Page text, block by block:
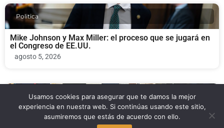
Politica
Mike Johnson y Max Miller: el proceso que se jugará en
el Congreso de EE.UU.
agosto 5, 2026
Politica
El destino de Jeanine Pirro en Estados Unidos: Trump la
designa como fiscal de Washington D.C.
Usamos cookies para asegurar que te damos la mejor
experiencia en nuestra web. Si continúas usando este sitio,
asumiremos que estás de acuerdo con ello.